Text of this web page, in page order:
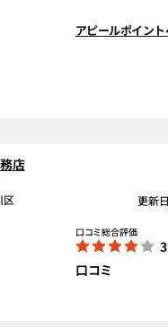
アピールポイン
店
区 更新
口コミ総合評価
口コミ